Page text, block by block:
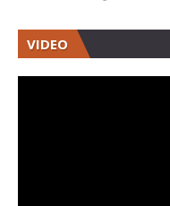
VIDEO